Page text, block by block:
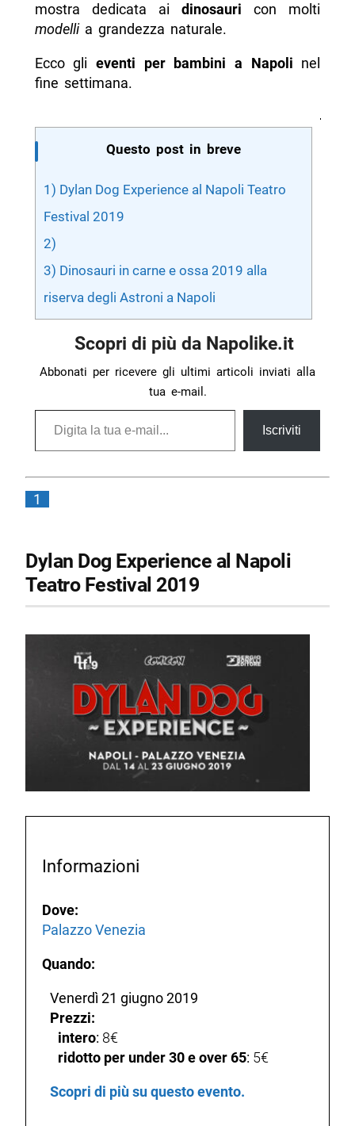
mostra dedicata aidinosauri con molti
modellia grandezza naturale.
Ecco glieventi per bambini a Napoli nel
fine settimana.
Questo post in breve
1) Dylan Dog Experience al Napoli Teatro
Festival 2019
2)
3) Dinosauri in carne e ossa 2019 alla
riserva degli Astroni a Napoli
Scopri di più da Napolike.it
Abbonati per ricevere gli ultimi articoli inviati alla
tua e-mail.
Digita la tua e-mail...
Iscriviti
1
Dylan Dog Experience al Napoli
Teatro Festival 2019
Informazioni
Dove:
Palazzo Venezia
Quando:
Venerdì 21 giugno 2019
Prezzi:
intero: 8€
ridotto per under 30 e over 65: 5€
Scopri di più su questo evento.